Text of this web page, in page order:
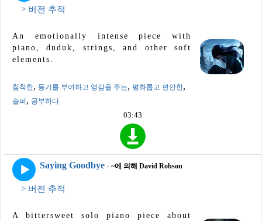
> 버전 추적
An emotionally intense piece with
piano, duduk, strings, and other soft
elements.
침착한, 동기를 부여하고 영감을 주는, 평화롭고 편안한,
슬퍼 , 공부하다
03:43
Saying Goodbye - ~에 의해 David Robson
> 버전 추적
A bittersweet solo piano piece about